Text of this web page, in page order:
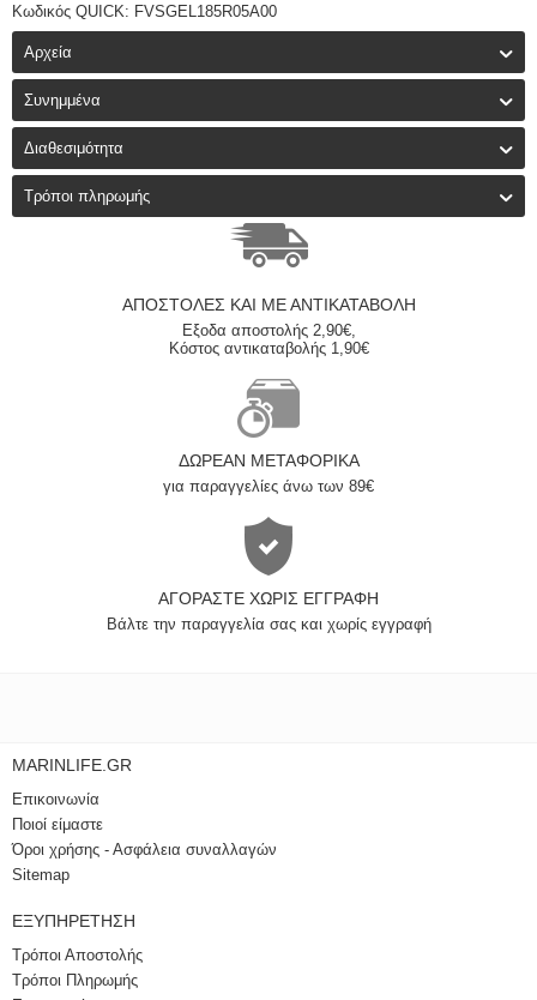
Κωδικός QUICK: FVSGEL185R05A00
Αρχεία
Συνημμένα
Διαθεσιμότητα
Τρόποι πληρωμής
ΑΠΟΣΤΟΛΈΣ ΚΑΙ ΜΕ ΑΝΤΙΚΑΤΑΒΟΛΗ
Εξοδα αποστολής 2,90€,
Κόστος αντικαταβολής 1,90€
ΔΩΡΕΆΝ ΜΕΤΑΦΟΡΙΚΆ
για παραγγελίες άνω των 89€
ΑΓΟΡΆΣΤΕ ΧΩΡΊΣ ΕΓΓΡΑΦΉ
Βάλτε την παραγγελία σας και χωρίς εγγραφή
MARINLIFE.GR
Επικοινωνία
Ποιοί είμαστε
Όροι χρήσης - Ασφάλεια συναλλαγών
Sitemap
ΕΞΥΠΗΡΈΤΗΣΗ
Τρόποι Αποστολής
Τρόποι Πληρωμής